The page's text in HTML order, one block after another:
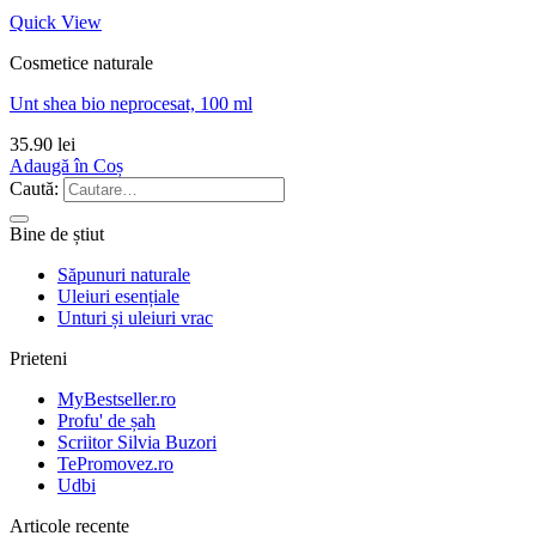
Quick View
Cosmetice naturale
Unt shea bio neprocesat, 100 ml
35.90 lei
Adaugă în Coș
Caută:
Bine de știut
Săpunuri naturale
Uleiuri esențiale
Unturi și uleiuri vrac
Prieteni
MyBestseller.ro
Profu' de șah
Scriitor Silvia Buzori
TePromovez.ro
Udbi
Articole recente